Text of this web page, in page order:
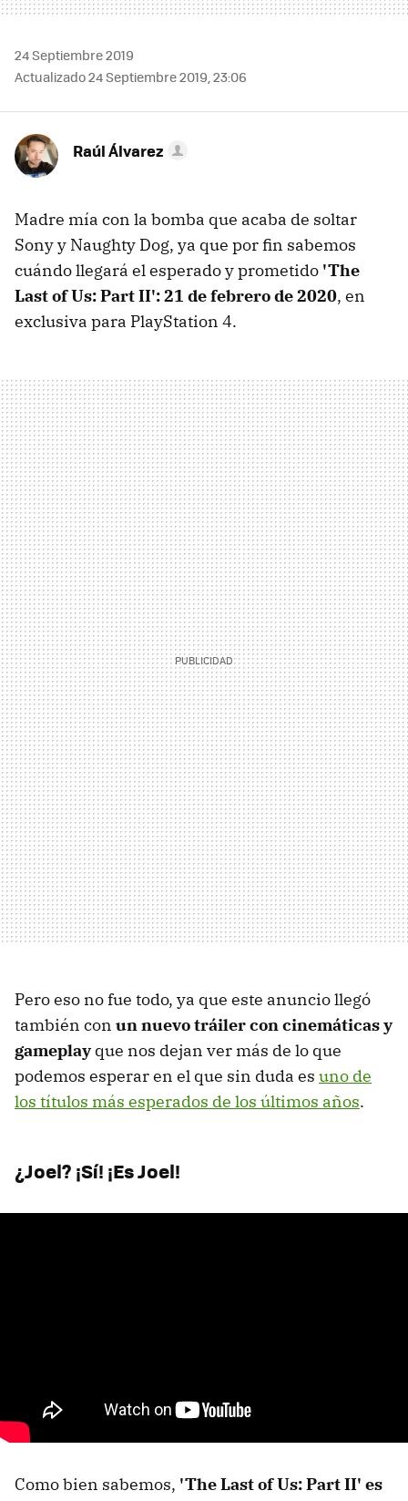
24 Septiembre 2019
Actualizado 24 Septiembre 2019, 23:06
Raúl Álvarez
Madre mía con la bomba que acaba de soltar
Sony y Naughty Dog, ya que por fin sabemos
cuándo llegará el esperado y prometido 'The
Last of Us: Part II': 21 de febrero de 2020, en
exclusiva para PlayStation 4.
Pero eso no fue todo, ya que este anuncio llegó
también con un nuevo tráiler con cinemáticas y
gameplayque nos dejan ver más de lo que
podemos esperar en el que sin duda es uno de
los títulos más esperados de los últimos años.
¿Joel? ¡Sí! ¡Es Joel!
Como bien sabemos, 'The Last of Us: Part II' es